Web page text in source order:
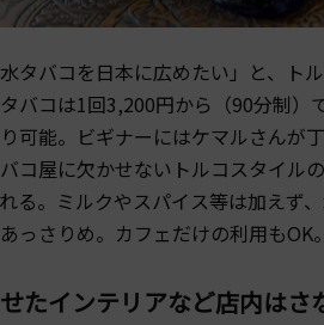
タバコを日本に広めたい」と、ト
バコは1回3,200円から（90分制）
可能。ビギナーにはケマルさんが
コ屋に欠かせないトルコスタイル
る。ミルクやスパイス等は加えず
っさりめ。カフェだけの利用もOK
たインテリアなど店内はさ